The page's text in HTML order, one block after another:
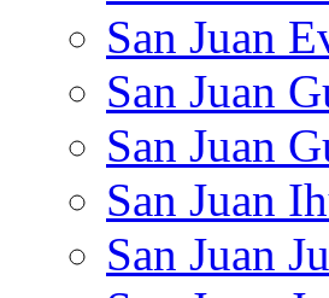
San Juan
San Juan
San Juan
San Juan
San Juan